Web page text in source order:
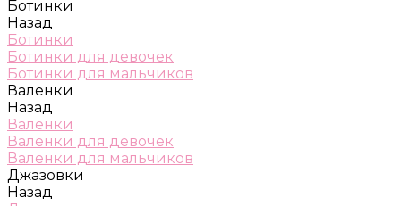
Ботинки
Назад
Ботинки
Ботинки для девочек
Ботинки для мальчиков
Валенки
Назад
Валенки
Валенки для девочек
Валенки для мальчиков
Джазовки
Назад